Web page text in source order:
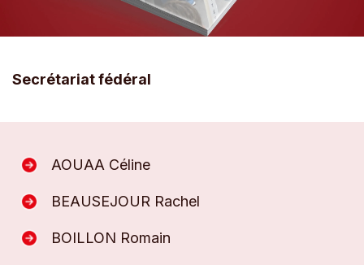
Secrétariat fédéral
AOUAA Céline
BEAUSEJOUR Rachel
BOILLON Romain